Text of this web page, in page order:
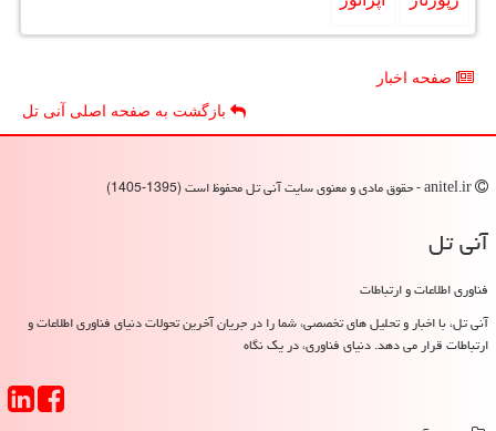
صفحه اخبار
بازگشت به صفحه اصلی آنی تل
آنی تل
فناوری اطلاعات و ارتباطات
آنی تل، با اخبار و تحلیل های تخصصی، شما را در جریان آخرین تحولات دنیای فناوری اطلاعات و
ارتباطات قرار می دهد. دنیای فناوری، در یک نگاه